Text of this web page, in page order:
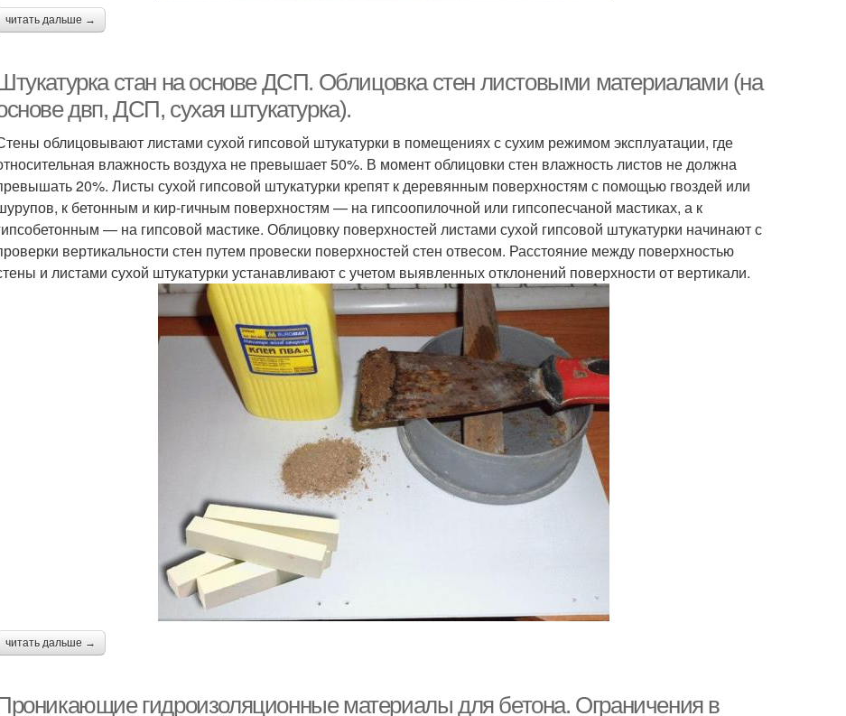
читать дальше →
стан на основе ДСП. Облицовка стен листовыми материалами (на
двп, ДСП, сухая штукатурка).
облицовывают листами сухой гипсовой штукатурки в помещениях с сухим режимом эксплуатации, где
влажность воздуха не превышает 50%. В момент облицовки стен влажность листов не должна
20%. Листы сухой гипсовой штукатурки крепят к деревянным по­верхностям с помощью гвоздей или
к бетонным и кир-гичным поверхностям — на гипсоопилочной или гипсопесчаной мастиках, а к
— на гипсовой мастике. Облицовку поверхностей листами сухой гипсовой штукатурки начинают с
вертикальности стен путем провески поверхностей стен отвесом. Расстояние между поверхностью
и листами сухой штукатурки устанавливают с учетом выявленных отклонений поверхности от вертика­ли.
читать дальше →
гидроизоляционные материалы для бетона. Ограничения в